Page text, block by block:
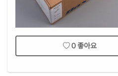
0좋아요